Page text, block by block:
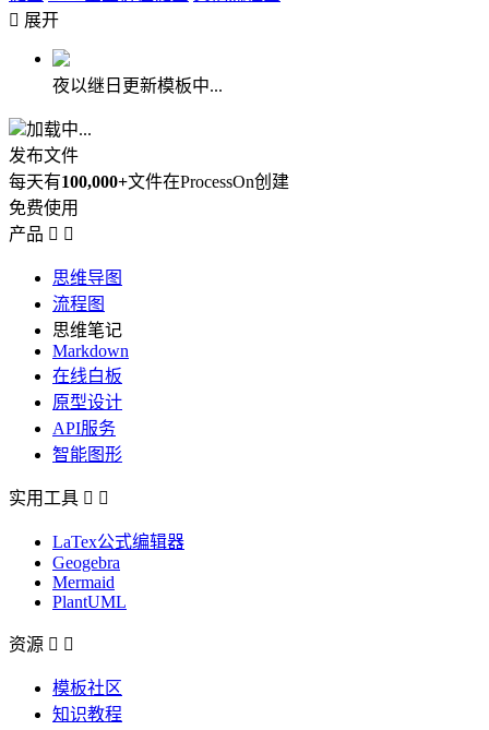
 展开
夜以继日更新模板中...
加载中...
发布文件
每天有100,000+文件在ProcessOn创建
免费使用
产品  
思维导图
流程图
思维笔记
Markdown
在线白板
原型设计
API服务
智能图形
实用工具  
LaTex公式编辑器
Geogebra
Mermaid
PlantUML
资源  
模板社区
知识教程